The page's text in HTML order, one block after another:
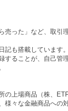
った」など、取引
も搭載しています。
ることが、自己管
上場商品（株、
々な金融商品への